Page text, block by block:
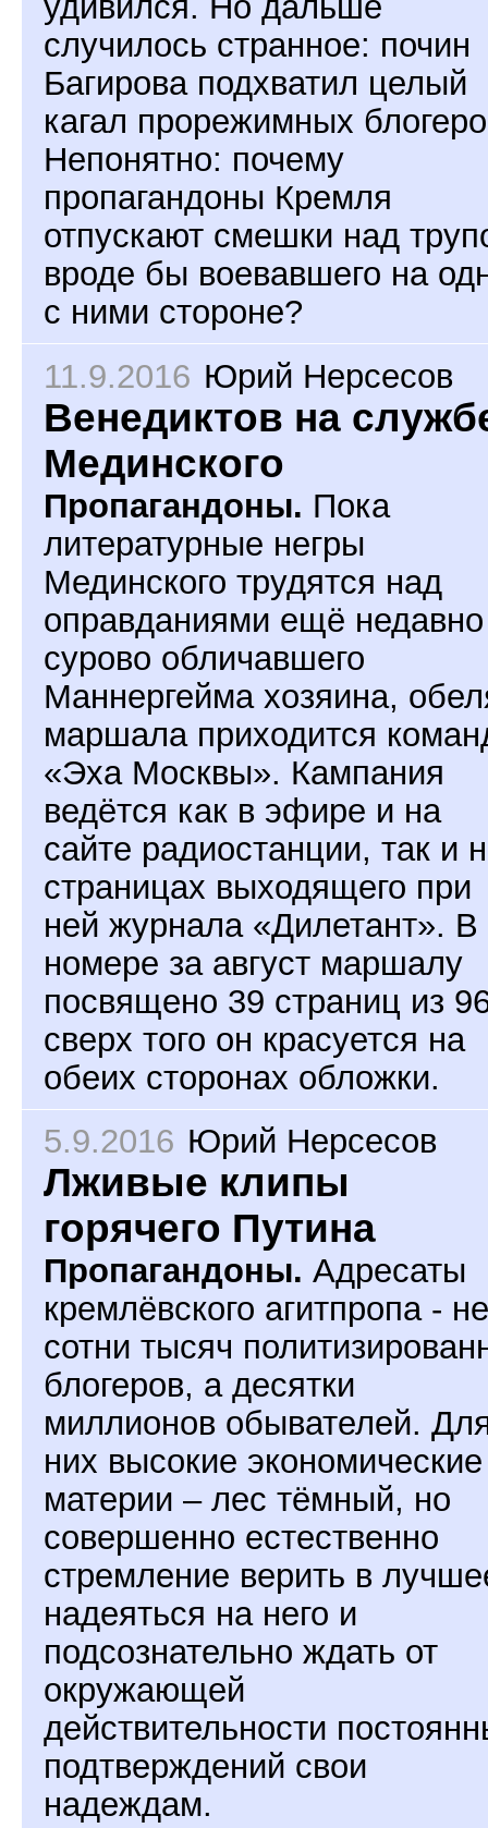
случилось странное: почин
Багирова подхватил целый
кагал прорежимных
Непонятно: почему
пропагандоны Кремля
отпускают смешки над
вроде бы воевавшего на
с ними стороне?
11.9.2016 Юрий Нерсесов
Венедиктов на
Мединского
Пропагандоны. Пока
литературные негры
Мединского трудятся над
оправданиями ещё недавно
сурово обличавшего
Маннергейма хозяина,
маршала приходится
«Эха Москвы». Кампания
ведётся как в эфире и на
сайте радиостанции, так и
страницах выходящего при
ней журнала «Дилетант». В
номере за август маршалу
посвящено 39 страниц из
сверх того он красуется на
обеих сторонах обложки.
5.9.2016 Юрий Нерсесов
Лживые клипы
горячего Путина
Пропагандоны. Адресаты
кремлёвского агитпропа - не
сотни тысяч
блогеров, а десятки
миллионов обывателей.
них высокие экономические
материи – лес тёмный, но
совершенно естественно
стремление верить в
надеяться на него и
подсознательно ждать от
окружающей
действительности
подтверждений свои
надеждам.